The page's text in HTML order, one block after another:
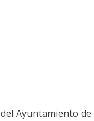
Ayuntamiento